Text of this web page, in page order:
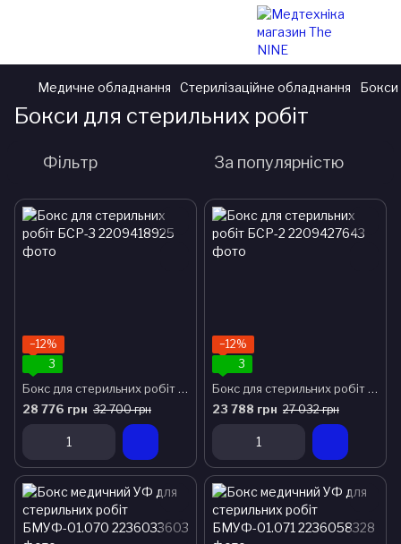
Медичне обладнання Стерилізаційне обладнання Бокси
Бокси для стерильних робіт
Фільтр За популярністю
−12%
3
Бокс для стерильних робіт БСР-3
28 776 грн 32 700 грн
−12%
3
Бокс для стерильних робіт БСР-2
23 788 грн 27 032 грн